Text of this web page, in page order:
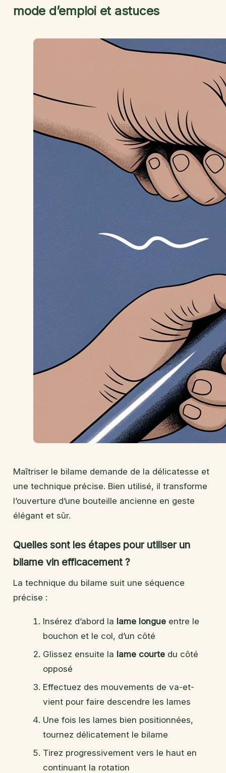
mode d’emploi et astuces
Maîtriser le bilame demande de la délicatesse et
une technique précise. Bien utilisé, il transforme
l’ouverture d’une bouteille ancienne en geste
élégant et sûr.
Quelles sont les étapes pour utiliser un
bilame vin efficacement ?
La technique du bilame suit une séquence
précise :
Insérez d’abord la lame longueentre le
bouchon et le col, d’un côté
Glissez ensuite la lame courtedu côté
opposé
Effectuez des mouvements de va-et-
vient pour faire descendre les lames
Une fois les lames bien positionnées,
tournez délicatement le bilame
Tirez progressivement vers le haut en
continuant la rotation